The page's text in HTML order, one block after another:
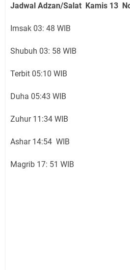
Jadwal Adzan/Salat Kamis 13
Imsak 03: 48 WIB
Shubuh 03: 58 WIB
Terbit 05:10 WIB
Duha 05:43 WIB
Zuhur 11:34 WIB
Ashar 14:54 WIB
Magrib 17: 51 WIB